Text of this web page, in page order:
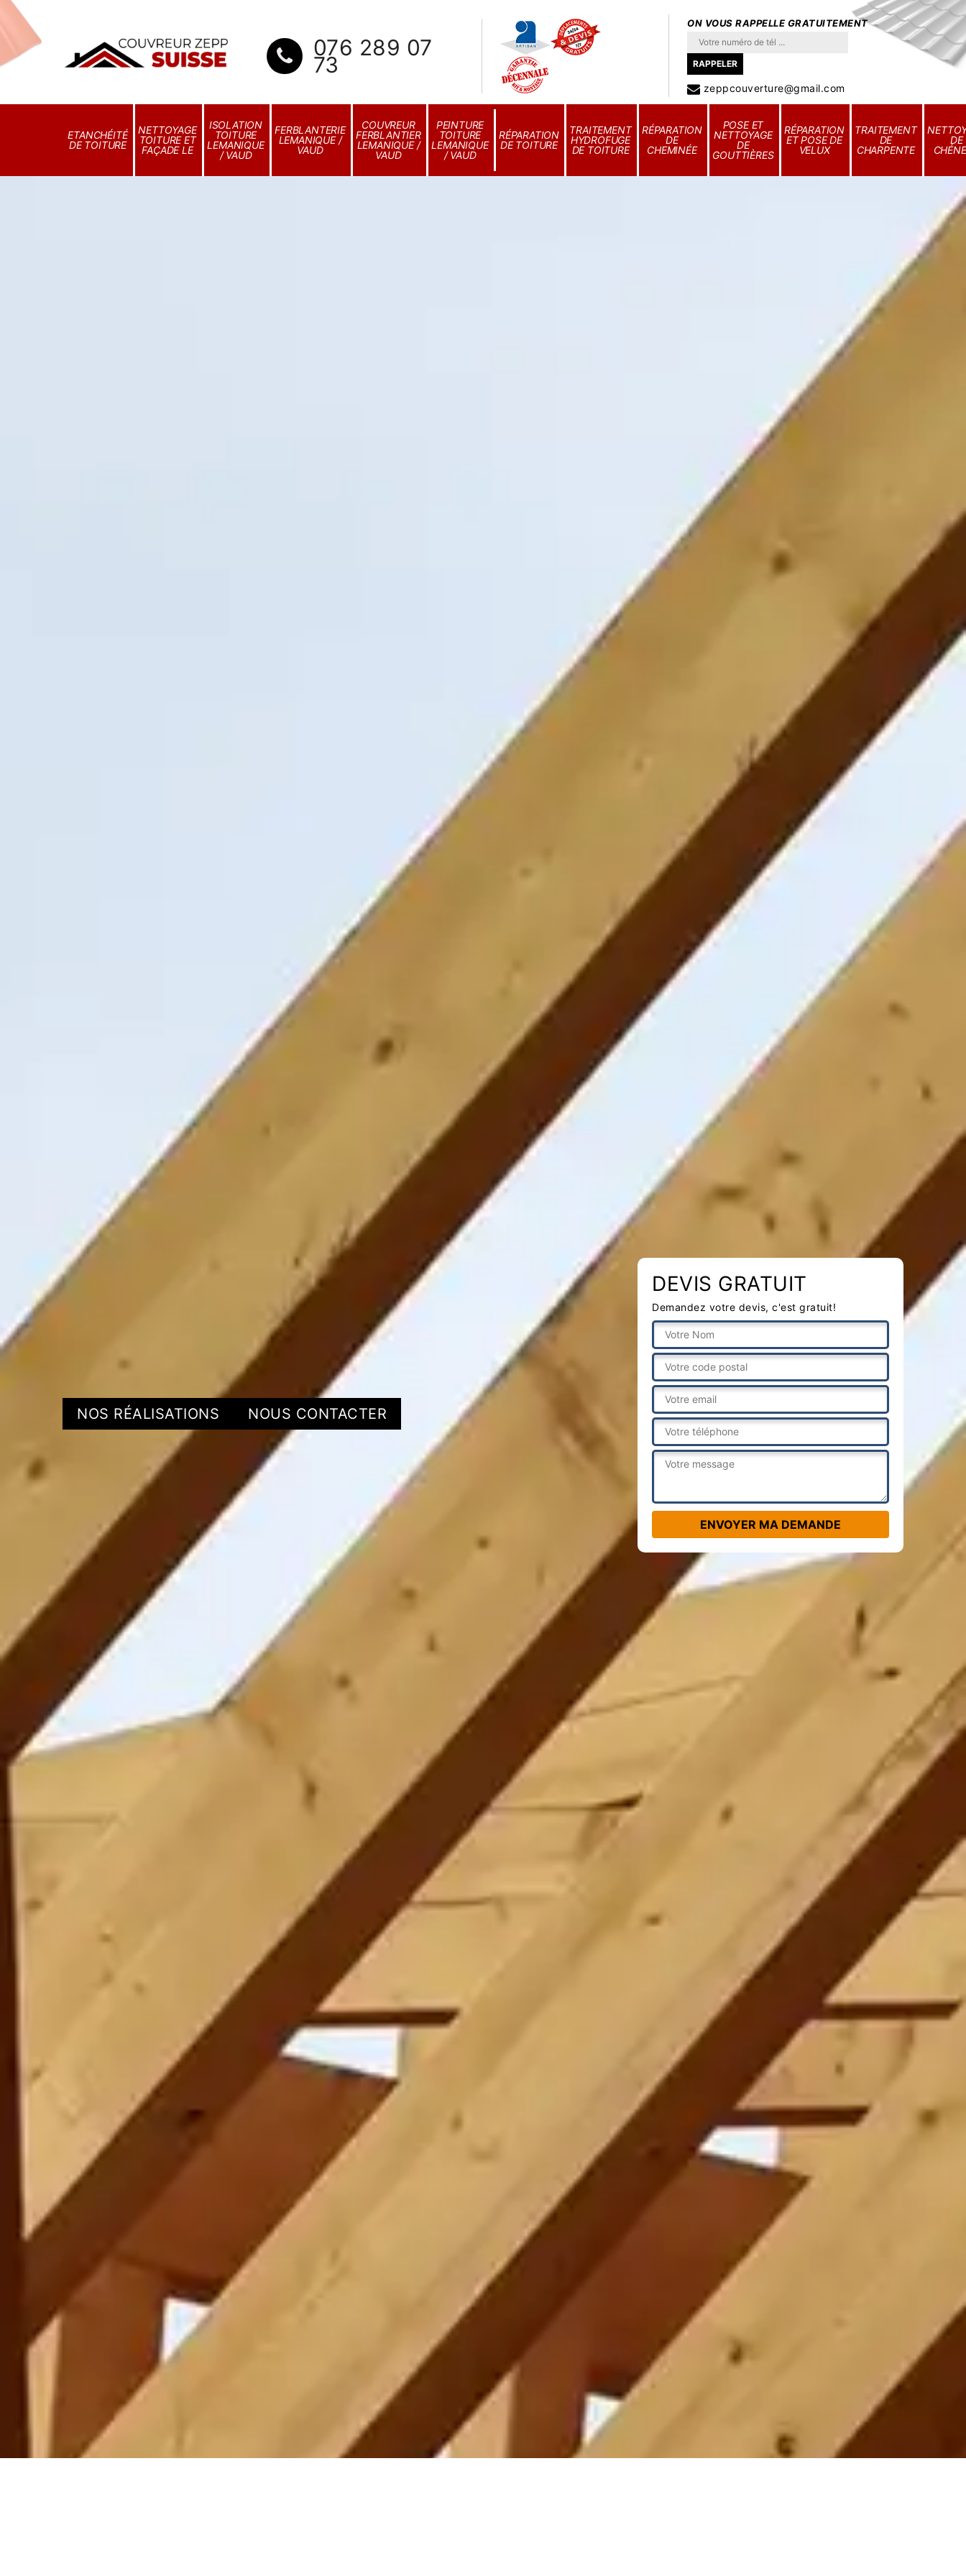
076 289 07
73
ON VOUS RAPPELLE GRATUITEMENT
zeppcouverture@gmail.com
ETANCHÉITÉ
DE TOITURE
NETTOYAGE
TOITURE ET
FAÇADE LE
ISOLATION
TOITURE
LEMANIQUE
/ VAUD
FERBLANTERIE
LEMANIQUE /
VAUD
COUVREUR
FERBLANTIER
LEMANIQUE /
VAUD
PEINTURE
TOITURE
LEMANIQUE
/ VAUD
RÉPARATION
DE TOITURE
TRAITEMENT
HYDROFUGE
DE TOITURE
RÉPARATION
DE
CHEMINÉE
POSE ET
NETTOYAGE
DE
GOUTTIÈRES
RÉPARATION
ET POSE DE
VELUX
TRAITEMENT
DE
CHARPENTE
DE
NOS RÉALISATIONS NOUS CONTACTER
DEVIS GRATUIT
Demandez votre devis, c'est gratuit!